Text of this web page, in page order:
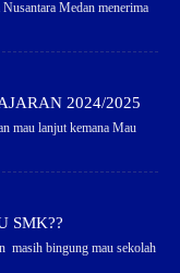
Medan menerima
2024/2025
mau lanjut kemana Mau
SMK??
masih bingung mau sekolah